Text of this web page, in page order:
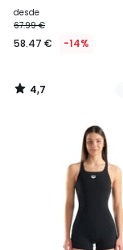
Precio
a
partir
58.47
€
descuento
desde
67.99 €
58.47 € -14%
4,7
/